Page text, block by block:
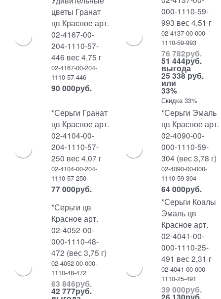
цветы Гранат
цв Красное арт.
02-4167-00-
204-1110-57-
446 вес 4,75 г
02-4167-00-204-
1110-57-446
90 000руб.
000-1110-59-
993 вес 4,51 г
02-4137-00-000-
1110-59-993
76 782руб.
51 444руб.
выгода
25 338 руб.
или
33%
Скидка 33%
*Серьги Гранат
цв Красное арт.
02-4104-00-
204-1110-57-
250 вес 4,07 г
02-4104-00-204-
1110-57-250
77 000руб.
*Серьги Эмаль
цв Красное арт.
02-4090-00-
000-1110-59-
304 (вес 3,78 г)
02-4090-00-000-
1110-59-304
64 000руб.
*Серьги цв
Красное арт.
02-4052-00-
000-1110-48-
472 (вес 3,75 г)
02-4052-00-000-
1110-48-472
63 846руб.
42 777руб.
*Серьги Коалы
Эмаль цв
Красное арт.
02-4041-00-
000-1110-25-
491 вес 2,31 г
02-4041-00-000-
1110-25-491
39 000руб.